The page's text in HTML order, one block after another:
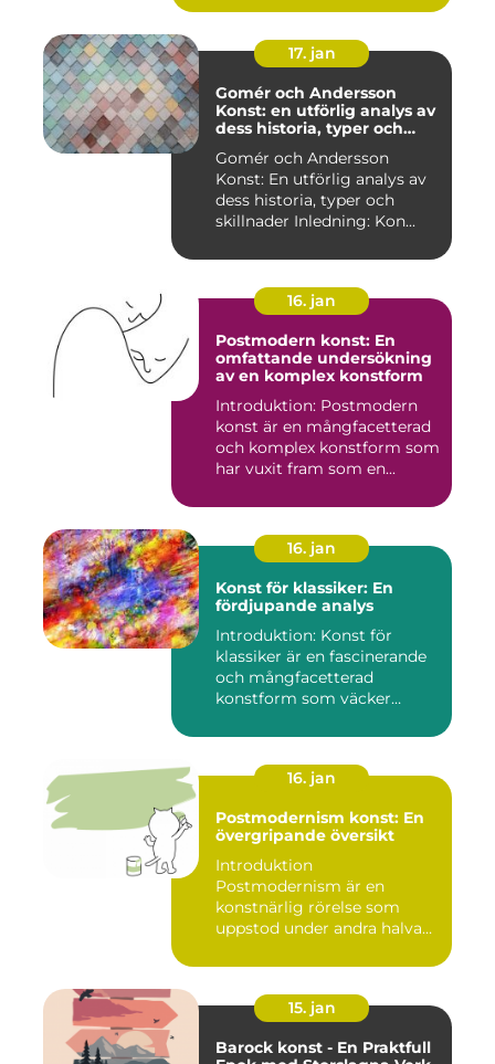
17. jan
Gomér och Andersson
Konst: en utförlig analys av
dess historia, typer och
Gomér och Andersson
Konst: En utförlig analys av
dess historia, typer och
skillnader Inledning: Kon...
16. jan
Postmodern konst: En
omfattande undersökning
av en komplex konstform
Introduktion: Postmodern
konst är en mångfacetterad
och komplex konstform som
har vuxit fram som en...
16. jan
Konst för klassiker: En
fördjupande analys
Introduktion: Konst för
klassiker är en fascinerande
och mångfacetterad
konstform som väcker
16. jan
Postmodernism konst: En
övergripande översikt
Introduktion
Postmodernism är en
konstnärlig rörelse som
uppstod under andra halvan
15. jan
Barock konst - En Praktfull